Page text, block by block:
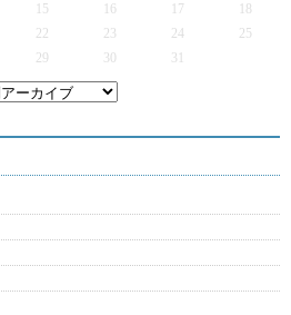
15 16 17
22 23 24
25
29 30 31